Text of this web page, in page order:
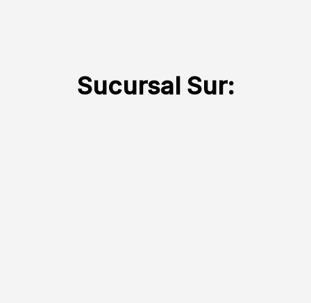
Sucursal Sur: